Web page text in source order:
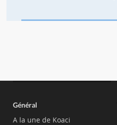
Général
A la une de Koaci